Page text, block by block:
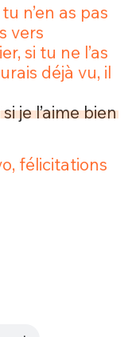
n’en as pas
vers
si tu ne l’as
déjà vu, il
je l’aime bien
félicitations